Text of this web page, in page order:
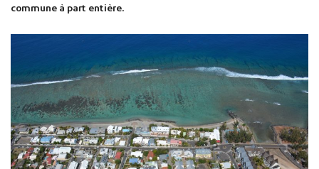
Publicité des actes
Marchés publics
Projets financés par l'Europe
Plans d'accès
commune à part entière.